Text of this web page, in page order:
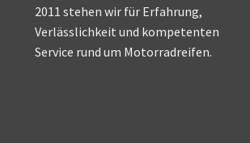
2011 stehen wir für Erfahrung,
Verlässlichkeit und kompetenten
Service rund um Motorradreifen.